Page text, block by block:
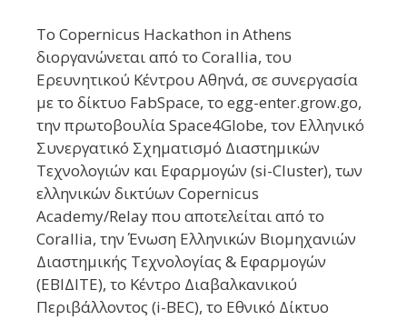
To Copernicus Hackathon in Athens
διοργανώνεται από το Corallia, του
Ερευνητικού Κέντρου Αθηνά, σε συνεργασία
με το δίκτυο FabSpace, το egg-enter.grow.go,
την πρωτοβουλία Space4Globe, τον Ελληνικό
Συνεργατικό Σχηματισμό Διαστημικών
Τεχνολογιών και Εφαρμογών (si-Cluster), των
ελληνικών δικτύων Copernicus
Academy/Relay που αποτελείται από το
Corallia, την Ένωση Ελληνικών Βιομηχανιών
Διαστημικής Τεχνολογίας & Εφαρμογών
(ΕΒΙΔΙΤΕ), το Κέντρο Διαβαλκανικού
Περιβάλλοντος (i-BEC), το Εθνικό Δίκτυο